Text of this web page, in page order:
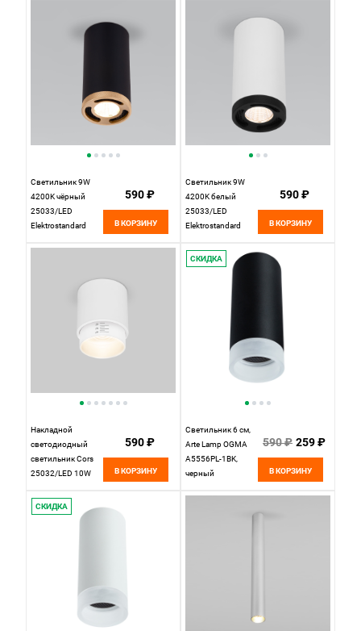
Светильник 9W
4200K чёрный
25033/LED
Elektrostandard
590 ₽
В КОРЗИНУ
Светильник 9W
4200K белый
25033/LED
Elektrostandard
590 ₽
В КОРЗИНУ
Накладной
светодиодный
светильник Cors
25032/LED 10W
Elektrostandard
590 ₽
В КОРЗИНУ
СКИДКА
Светильник 6 см,
Arte Lamp OGMA
A5556PL-1BK,
черный
590 ₽ 259 ₽
В КОРЗИНУ
СКИДКА